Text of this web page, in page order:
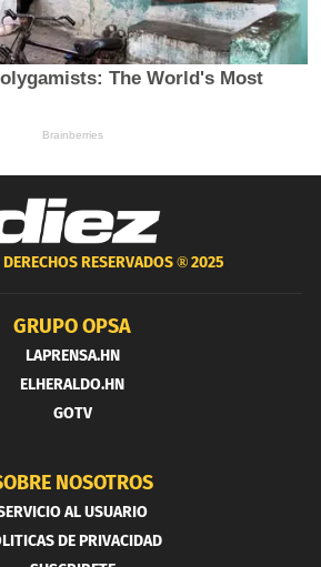
RESERVADOS ®2025
GRUPO OPSA
LAPRENSA.HN
ELHERALDO.HN
GOTV
NOSOTROS
AL USUARIO
DE PRIVACIDAD